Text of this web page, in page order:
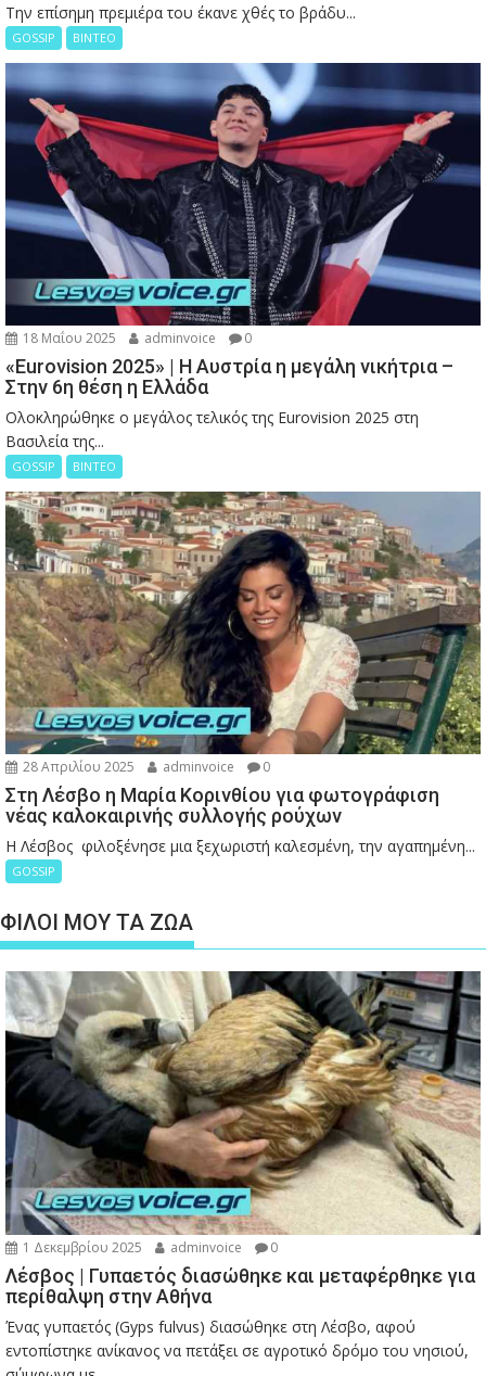
Την επίσημη πρεμιέρα του έκανε χθές το βράδυ...
GOSSIP ΒΙΝΤΕΟ
18 Μαΐου 2025 adminvoice 0
«Eurovision 2025» | Η Αυστρία η μεγάλη νικήτρια –
Στην 6η θέση η Ελλάδα
Ολοκληρώθηκε ο μεγάλος τελικός της Eurovision 2025 στη
Βασιλεία της...
GOSSIP ΒΙΝΤΕΟ
28 Απριλίου 2025 adminvoice 0
Στη Λέσβο η Μαρία Κορινθίου για φωτογράφιση
νέας καλοκαιρινής συλλογής ρούχων
Η Λέσβος φιλοξένησε μια ξεχωριστή καλεσμένη, την αγαπημένη...
GOSSIP
ΦΙΛΟΙ ΜΟΥ ΤΑ ΖΩΑ
1 Δεκεμβρίου 2025 adminvoice 0
Λέσβος | Γυπαετός διασώθηκε και μεταφέρθηκε για
περίθαλψη στην Αθήνα
Ένας γυπαετός (Gyps fulvus) διασώθηκε στη Λέσβο, αφού
εντοπίστηκε ανίκανος να πετάξει σε αγροτικό δρόμο του νησιού,